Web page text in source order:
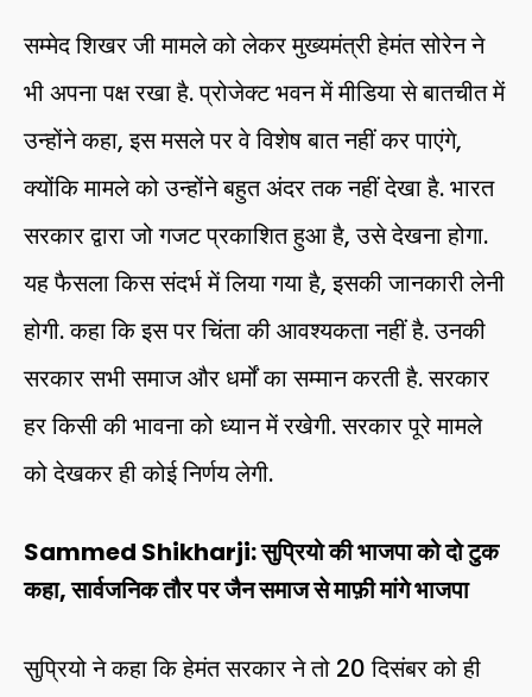
सम्मेद शिखर जी मामले को लेकर मुख्यमंत्री हेमंत सोरेन ने
भी अपना पक्ष रखा है. प्रोजेक्ट भवन में मीडिया से बातचीत में
उन्होंने कहा, इस मसले पर वे विशेष बात नहीं कर पाएंगे,
क्योंकि मामले को उन्होंने बहुत अंदर तक नहीं देखा है. भारत
सरकार द्वारा जो गजट प्रकाशित हुआ है, उसे देखना होगा.
यह फैसला किस संदर्भ में लिया गया है, इसकी जानकारी लेनी
होगी. कहा कि इस पर चिंता की आवश्यकता नहीं है. उनकी
सरकार सभी समाज और धर्मों का सम्मान करती है. सरकार
हर किसी की भावना को ध्यान में रखेगी. सरकार पूरे मामले
को देखकर ही कोई निर्णय लेगी.
Sammed Shikharji: सुप्रियो की भाजपा को दो टुक
कहा, सार्वजनिक तौर पर जैन समाज से माफ़ी मांगे भाजपा
सुप्रियो ने कहा कि हेमंत सरकार ने तो 20 दिसंबर को ही